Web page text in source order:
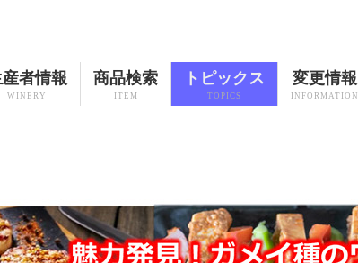
者情報
WINERY
商品検索
ITEM
トピックス
TOPICS
変更情報
INFORMATION